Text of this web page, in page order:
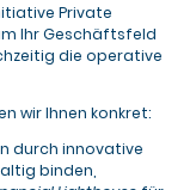
Private
Ihr Geschäftsfeld
die operative
wir Ihnen konkret:
durch innovative
binden,